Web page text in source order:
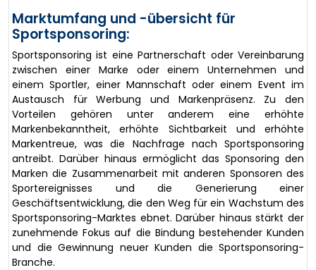
Marktumfang und -übersicht für
Sportsponsoring:
Sportsponsoring ist eine Partnerschaft oder Vereinbarung
zwischen einer Marke oder einem Unternehmen und
einem Sportler, einer Mannschaft oder einem Event im
Austausch für Werbung und Markenpräsenz. Zu den
Vorteilen gehören unter anderem eine erhöhte
Markenbekanntheit, erhöhte Sichtbarkeit und erhöhte
Markentreue, was die Nachfrage nach Sportsponsoring
antreibt. Darüber hinaus ermöglicht das Sponsoring den
Marken die Zusammenarbeit mit anderen Sponsoren des
Sportereignisses und die Generierung einer
Geschäftsentwicklung, die den Weg für ein Wachstum des
Sportsponsoring-Marktes ebnet. Darüber hinaus stärkt der
zunehmende Fokus auf die Bindung bestehender Kunden
und die Gewinnung neuer Kunden die Sportsponsoring-
Branche.